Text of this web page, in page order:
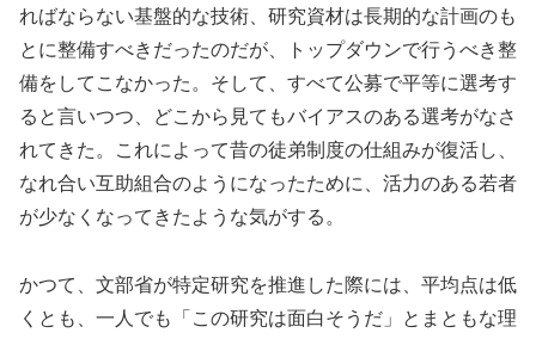
ればならない基盤的な技術、研究資材は長期的な計画のも
とに整備すべきだったのだが、トップダウンで行うべき整
備をしてこなかった。そして、すべて公募で平等に選考す
ると言いつつ、どこから見てもバイアスのある選考がなさ
れてきた。これによって昔の徒弟制度の仕組みが復活し、
なれ合い互助組合のようになったために、活力のある若者
が少なくなってきたような気がする。
かつて、文部省が特定研究を推進した際には、平均点は低
くとも、一人でも「この研究は面白そうだ」とまともな理